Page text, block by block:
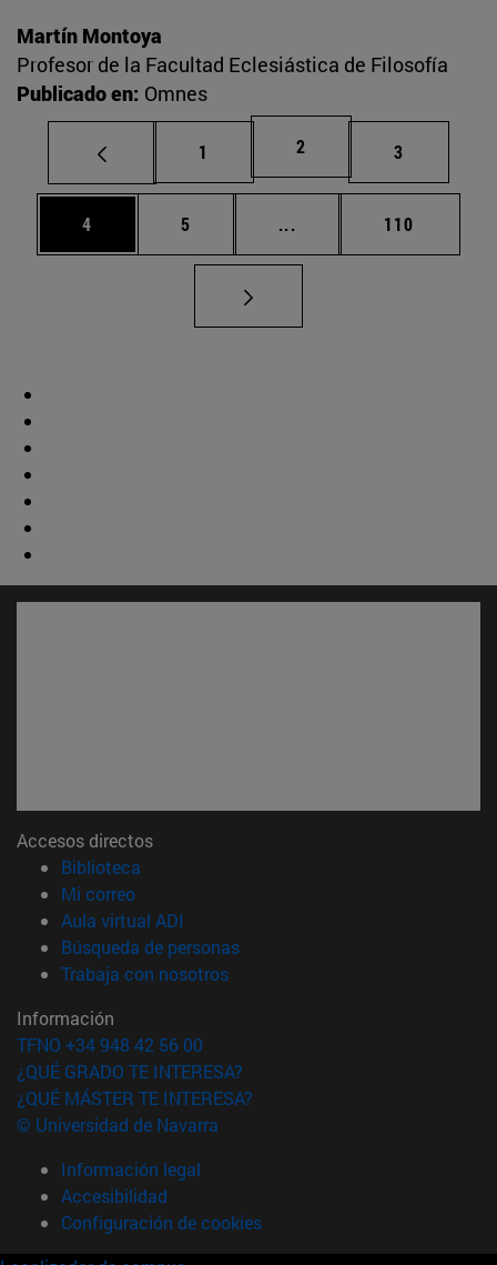
Martín Montoya
Profesor de la Facultad Eclesiástica de Filosofía
Publicado en: Omnes
Página
1 Página
2 Página
3
Página
4 Página
5 ... Páginas intermedias
Página
110
Accesos directos
Biblioteca
Mi correo(abre en nueva ventana)
Aula virtual ADI
Búsqueda de personas(abre en nueva ventana)
Trabaja con nosotros(abre en nueva ventana)
Información
TFNO +34 948 42 56 00
¿QUÉ GRADO TE INTERESA?
¿QUÉ MÁSTER TE INTERESA?
© Universidad de Navarra
Información legal
Accesibilidad
Configuración de cookies